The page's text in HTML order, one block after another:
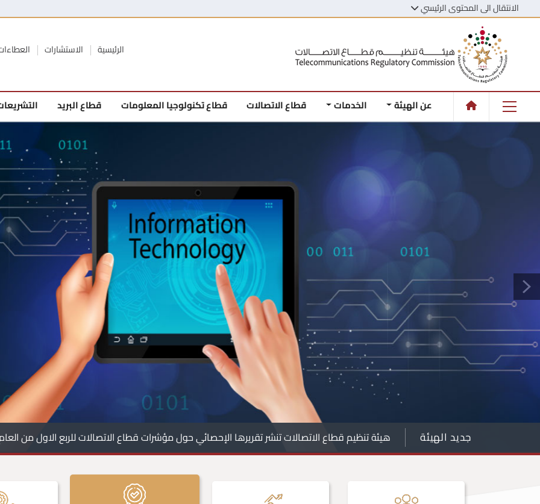
الانتقال الى المحتوى الرئيسي
الرئيسية الاستشارات
عن الهيئة الخدمات قطاع الاتصالات قطاع تكنولوجيا المعلومات قطاع البريد
جديد الهيئة هيئة تنظيم قطاع الاتصالات تنشر تقريرها الإحصائي حول مؤشرات قطاع الاتصالات للربع الاول من العام